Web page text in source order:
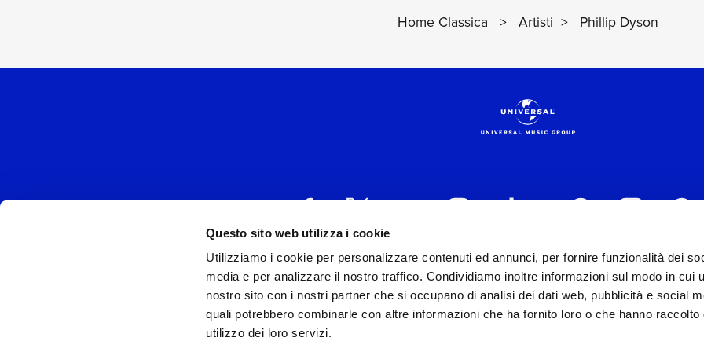
Questo sito web utilizza i cookie
Utilizziamo i cookie per personalizzare contenuti ed annunci, per fornire funzionalità dei
media e per analizzare il nostro traffico. Condividiamo inoltre informazioni sul modo in cui
nostro sito con i nostri partner che si occupano di analisi dei dati web, pubblicità e social
quali potrebbero combinarle con altre informazioni che ha fornito loro o che hanno raccolto
utilizzo dei loro servizi.
Home Classica > Artisti > Phillip Dyson
UNIVERSAL MUSIC ITALIA s.r.l. (Società con unico socio) | Via Nervesa,
P.IVA IT03802730154 Iscritta al REA di Milano con il numero 966135 in
Capitale sociale Euro 2.000.000 interamente versato.
Universal Music Italia, nel rispetto delle best practices in tema di corporate compliance ed al fine di
si è dotata di un modello di gestione e organizzazione ex d.lgs. 231/2001 e